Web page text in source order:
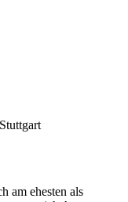
am ehesten als